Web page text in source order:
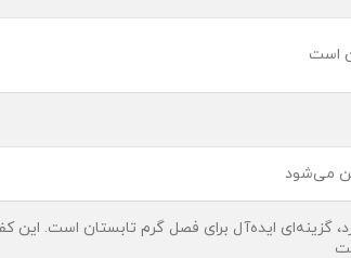
است
می‌شود
گزینه‌ای ایده‌آل برای فصل گرم تابستان است.